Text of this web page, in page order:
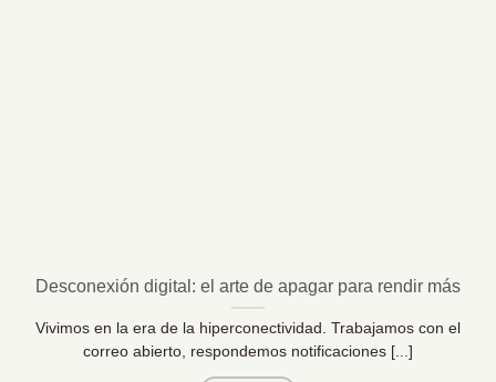
Desconexión digital: el arte de apagar para rendir más
Vivimos en la era de la hiperconectividad. Trabajamos con el
correo abierto, respondemos notificaciones [...]